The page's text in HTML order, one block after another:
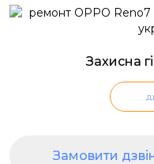
Захисна
Замовити